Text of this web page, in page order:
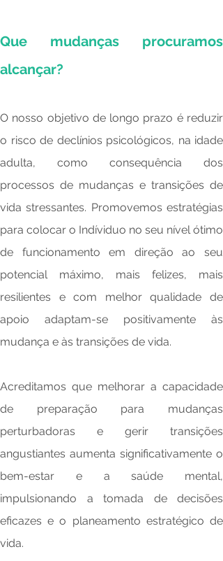
Que mudanças procuramos
alcançar?
O nosso objetivo de longo prazo é reduzir
o risco de declínios psicológicos, na idade
adulta, como consequência dos
processos de mudanças e transições de
vida stressantes. Promovemos estratégias
para colocar o Indíviduo no seu nível ótimo
de funcionamento em direção ao seu
potencial máximo, mais felizes, mais
resilientes e com melhor qualidade de
apoio adaptam-se positivamente às
mudança e às transições de vida.
Acreditamos que melhorar a capacidade
de preparação para mudanças
perturbadoras e gerir transições
angustiantes aumenta significativamente o
bem-estar e a saúde mental,
impulsionando a tomada de decisões
eficazes e o planeamento estratégico de
vida.